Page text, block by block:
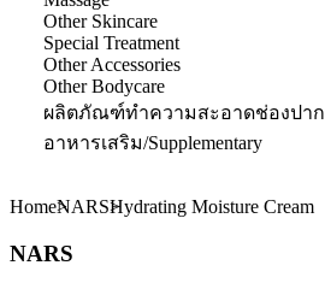
Other Skincare
Special Treatment
Other Accessories
Other Bodycare
ผลิตภัณฑ์ทำความสะอาดช่องปาก
อาหารเสริม/Supplementary
HomeNARSHydrating Moisture Cream
NARS